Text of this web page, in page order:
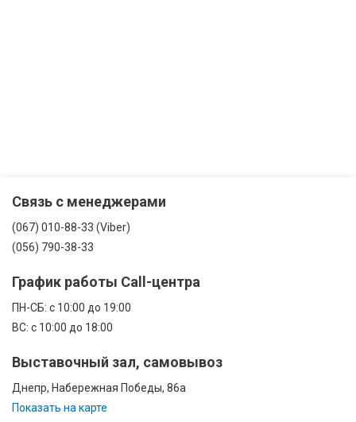
Связь с менеджерами
(067) 010-88-33 (Viber)
(056) 790-38-33
График работы Call-центра
ПН-CБ: с 10:00 до 19:00
ВС: с 10:00 до 18:00
Выставочный зал, самовывоз
Днепр, Набережная Победы, 86а
Показать на карте